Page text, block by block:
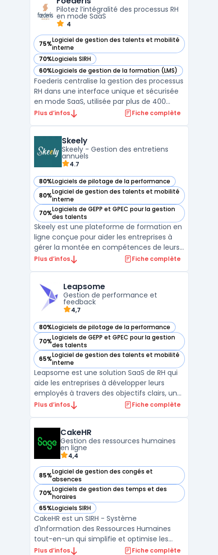
des données humaines, généralement à
l’origine de ...
Pilotez l’intégralité des processus RH
en mode SaaS
4
75%Logiciel de gestion des talents et mobilité
interne
— voir Foederis dans cette catégorie
70%Logiciels SIRH
— voir Foederis dans cette catégorie
60%Logiciels de gestion de la formation (LMS)
— voir Foederis dans cette catégorie
Foederis centralise la gestion des processus
RH dans une interface unique et sécurisée
en mode SaaS, utilisée par plus de 400
clients et 2 millions d’utilisateurs en Europe.
comprennent la visibilité globale sur
l’ensemble des ...
Plus d’infos Fiche complète
Skeely
Skeely - Gestion des entretiens
annuels
4.7
80%Logiciels de pilotage de la performance
— voir Skeely dans cette catégorie
80%Logiciel de gestion des talents et mobilité
interne
— voir Skeely dans cette catégorie
70%Logiciels de GEPP et GPEC pour la gestion
des talents
— voir Skeely dans cette catégorie
Skeely est une plateforme de formation en
ligne conçue pour aider les entreprises à
gérer la montée en compétences de leurs
collaborateurs de manière efficace et
humaines, combinant gestion des
compétences, suivi des perform ...
Plus d’infos Fiche complète
Leapsome
Gestion de performance et
feedback
4,7
80%Logiciels de pilotage de la performance
— voir Leapsome dans cette catégorie
70%Logiciels de GEPP et GPEC pour la gestion
des talents
— voir Leapsome dans cette catégorie
65%Logiciel de gestion des talents et mobilité
interne
— voir Leapsome dans cette catégorie
Leapsome est une solution SaaS de RH qui
aide les entreprises à développer leurs
employés à travers des objectifs clairs, un
feedback continu et un apprentissage de
de reconnaissance et des outils d'analyse
approfondis, Le ...
Plus d’infos Fiche complète
CakeHR
Gestion des ressources humaines
en ligne
4,4
85%Logiciel de gestion des congés et
absences
— voir CakeHR dans cette catégorie
70%Logiciels de gestion des temps et des
horaires
— voir CakeHR dans cette catégorie
65%Logiciels SIRH
— voir CakeHR dans cette catégorie
CakeHR est un SIRH - Système
d'Information des Ressources Humaines
tout-en-un qui simplifie et optimise les
processus de RH pour les entreprises de
Plus d’infos Fiche complète